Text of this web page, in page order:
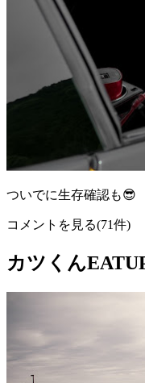
ついでに生存確認も😎
コメントを見る(71件)
カツくん